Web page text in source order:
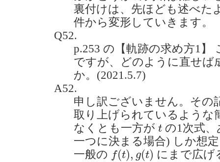
裏付けは、先ほども述べた
件から変形していきます。
Q52.
p.253 の【軌跡の求め方1】
ですが、どのように直せば
か。(2021.5.7)
A52.
申し訳ございません。その
取り上げられているような
なくとも一方が t
t の1次式
一つに決まる場合) しか想
一般の f(t), g(t)
f(t), (t)
にまで広げ